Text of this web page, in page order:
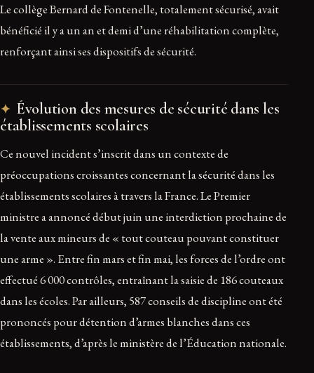
Le collège Bernard de Fontenelle, totalement sécurisé, avait
bénéficié il y a un an et demi d’une réhabilitation complète,
renforçant ainsi ses dispositifs de sécurité.
Évolution des mesures de sécurité dans les
établissements scolaires
Ce nouvel incident s’inscrit dans un contexte de
préoccupations croissantes concernant la sécurité dans les
établissements scolaires à travers la France. Le Premier
ministre a annoncé début juin une interdiction prochaine de
la vente aux mineurs de « tout couteau pouvant constituer
une arme ». Entre fin mars et fin mai, les forces de l’ordre ont
effectué 6 000 contrôles, entraînant la saisie de 186 couteaux
dans les écoles. Par ailleurs, 587 conseils de discipline ont été
prononcés pour détention d’armes blanches dans ces
établissements, d’après le ministère de l’Éducation nationale.